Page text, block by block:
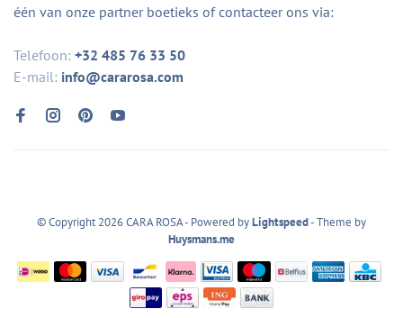
één van onze partner boetieks of contacteer ons via:
Telefoon: +32 485 76 33 50
E-mail: info@cararosa.com
© Copyright 2026 CARA ROSA- Powered byLightspeed- Theme by
Huysmans.me